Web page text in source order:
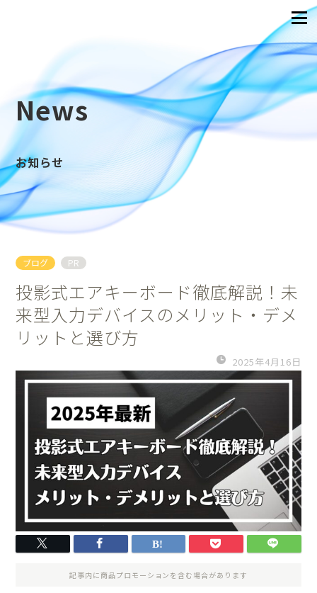
News
お知らせ
ブログ PR
投影式エアキーボード徹底解説！未
来型入力デバイスのメリット・デメ
リットと選び方
2025年4月16日
記事内に商品プロモーションを含む場合があります